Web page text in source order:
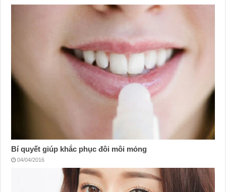
Bí quyết giúp khắc phục đôi môi mỏng
04/04/2016